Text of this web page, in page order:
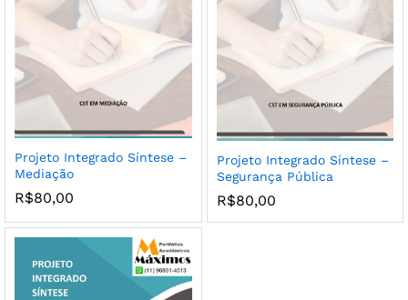
Projeto Integrado Síntese –
Mediação
R$80,00
Projeto Integrado Síntese –
Segurança Pública
R$80,00